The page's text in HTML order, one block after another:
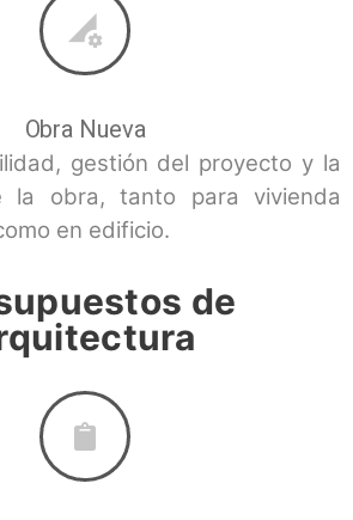
Obra Nueva
gestión del proyecto y la
la obra, tanto para vivienda
en edificio.
de